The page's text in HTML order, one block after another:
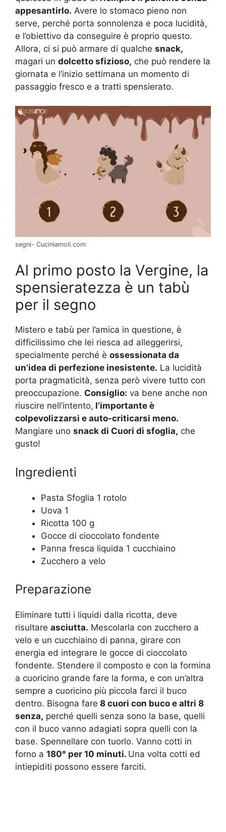
appesantirlo. Avere lo stomaco pieno non
serve, perché porta sonnolenza e poca lucidità,
e l’obiettivo da conseguire è proprio questo.
Allora, ci si può armare di qualche snack,
magari un dolcetto sfizioso, che può rendere la
giornata e l’inizio settimana un momento di
passaggio fresco e a tratti spensierato.
segni- Cuciniamoli.com
Al primo posto la Vergine, la
spensieratezza è un tabù
per il segno
Mistero e tabù per l’amica in questione, è
difficilissimo che lei riesca ad alleggerirsi,
specialmente perché è ossessionata da
un’idea di perfezione inesistente. La lucidità
porta pragmaticità, senza però vivere tutto con
preoccupazione. Consiglio: va bene anche non
riuscire nell’intento, l’importante è
colpevolizzarsi e auto-criticarsi meno.
Mangiare uno snack di Cuori di sfoglia, che
gusto!
Ingredienti
Pasta Sfoglia 1 rotolo
Uova 1
Ricotta 100 g
Gocce di cioccolato fondente
Panna fresca liquida 1 cucchiaino
Zucchero a velo
Preparazione
Eliminare tutti i liquidi dalla ricotta, deve
risultare asciutta. Mescolarla con zucchero a
velo e un cucchiaino di panna, girare con
energia ed integrare le gocce di cioccolato
fondente. Stendere il composto e con la formina
a cuoricino grande fare la forma, e con un’altra
sempre a cuoricino più piccola farci il buco
dentro. Bisogna fare 8 cuori con buco e altri 8
senza, perché quelli senza sono la base, quelli
con il buco vanno adagiati sopra quelli con la
base. Spennellare con tuorlo. Vanno cotti in
forno a 180° per 10 minuti. Una volta cotti ed
intiepiditi possono essere farciti.